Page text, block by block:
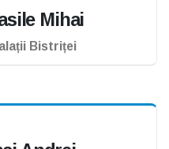
Mihai
Bistriței